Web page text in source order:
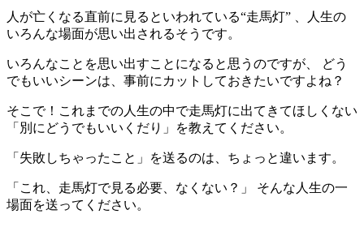
人が亡くなる直前に見るといわれている“走馬灯” 、人生の
いろんな場面が思い出されるそうです。
いろんなことを思い出すことになると思うのですが、 どう
でもいいシーンは、事前にカットしておきたいですよね？
そこで！これまでの人生の中で走馬灯に出てきてほしくない
「別にどうでもいいくだり」を教えてください。
「失敗しちゃったこと」を送るのは、ちょっと違います。
「これ、走馬灯で見る必要、なくない？」 そんな人生の一
場面を送ってください。